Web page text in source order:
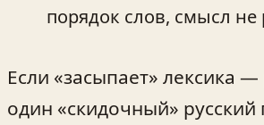
порядок слов, смысл не
Если «засыпает» лексика
один «скидочный» русский